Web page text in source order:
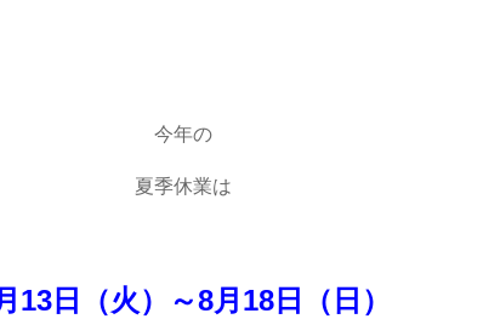
今年の
夏季休業は
13日（火）～8月18日（日）